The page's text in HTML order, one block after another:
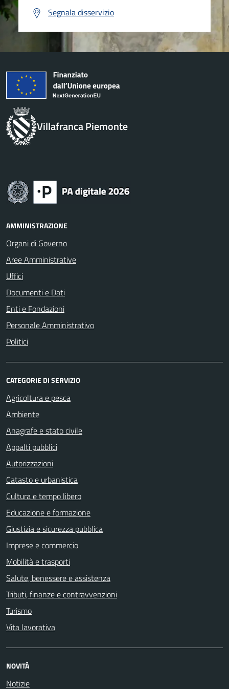
Segnala disservizio
Villafranca Piemonte
AMMINISTRAZIONE
Organi di Governo
Aree Amministrative
Uffici
Documenti e Dati
Enti e Fondazioni
Personale Amministrativo
Politici
CATEGORIE DI SERVIZIO
Agricoltura e pesca
Ambiente
Anagrafe e stato civile
Appalti pubblici
Autorizzazioni
Catasto e urbanistica
Cultura e tempo libero
Educazione e formazione
Giustizia e sicurezza pubblica
Imprese e commercio
Mobilità e trasporti
Salute, benessere e assistenza
Tributi, finanze e contravvenzioni
Turismo
Vita lavorativa
NOVITÀ
Notizie